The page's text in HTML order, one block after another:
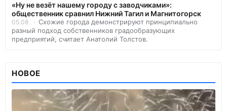
«Ну не везёт нашему городу с заводчиками»:
общественник сравнил Нижний Тагил и Магнитогорск
05.08
Схожие города демонстрируют принципиально
разный подход собственников градообразующих
предприятий, считает Анатолий Толстов.
НОВОЕ